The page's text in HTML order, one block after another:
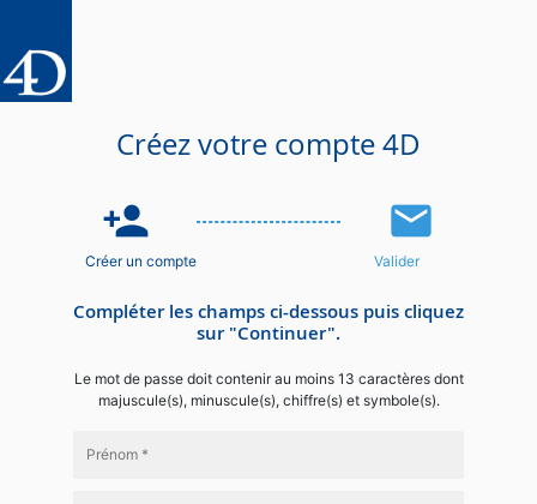
Créez votre compte 4D
person_add email
Créer un compte Valider
Compléter les champs ci-dessous puis cliquez
sur "Continuer".
Le mot de passe doit contenir au moins 13 caractères dont
majuscule(s), minuscule(s), chiffre(s) et symbole(s).